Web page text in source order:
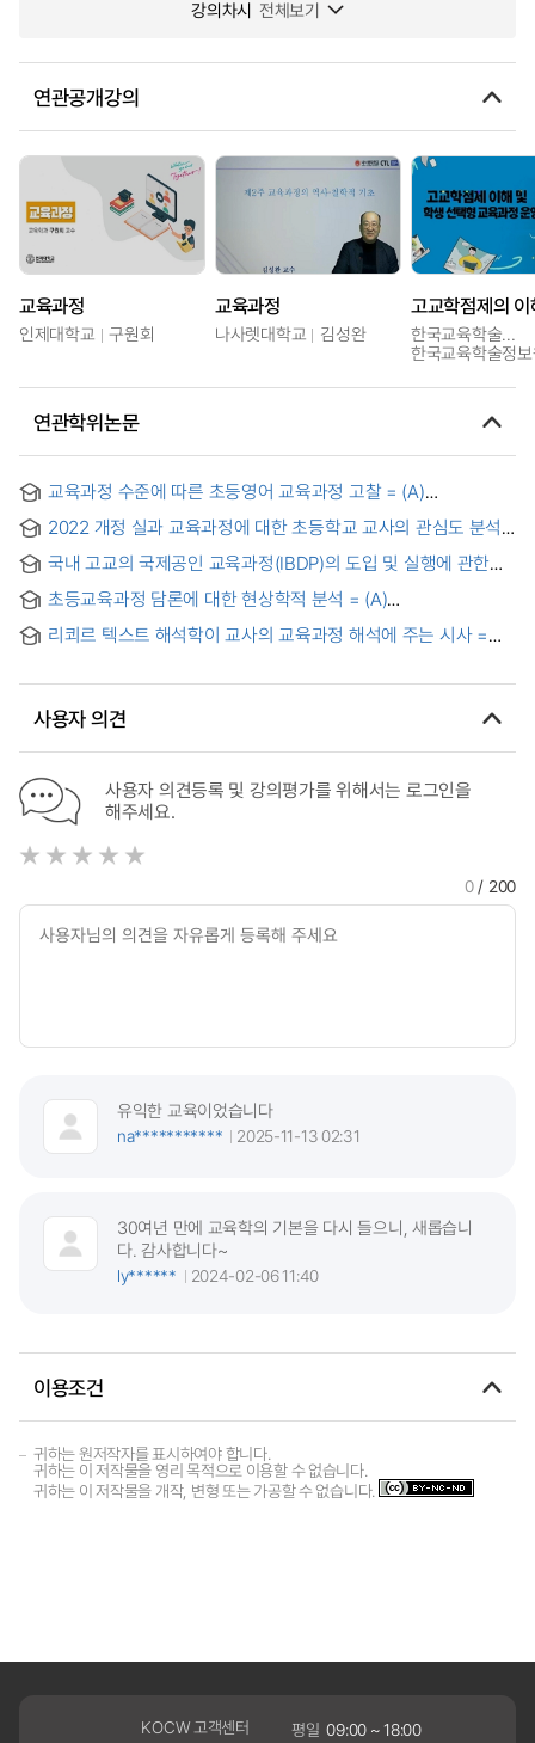
강의차시 전체보기
연관공개강의
교육과정
인제대학교 구원회
교육과정
나사렛대학교 김성완
한국교육학술정보원
한국교육학술정
연관학위논문
교육과정 수준에 따른 초등영어 교육과정 고찰 = (A)
English education in Korea followed by each level of
curriculum
2022 개정 실과 교육과정에 대한 초등학교 교사의 관심도 분석
Concern Regarding the 2022 Revised Practical Arts
Curriculum
국내 고교의 국제공인 교육과정(IBDP)의 도입 및 실행에 관한
초등교육과정 담론에 대한 현상학적 분석 = (A)
elementary school curriculum
리쾨르 텍스트 해석학이 교사의 교육과정 해석에 주는 시사 =
사용자 의견
사용자 의견등록 및 강의평가를 위해서는 로그인을
해주세요.
0/ 200
유익한 교육이었습니다
na***********
2025-11-13 02:31
30여년 만에 교육학의 기본을 다시 들으니, 새롭습니
다. 감사합니다~
ly******
2024-02-06 11:40
이용조건
귀하는 원저작자를 표시하여야 합니다.
귀하는 이 저작물을 영리 목적으로 이용할 수 없습니다.
귀하는 이 저작물을 개작, 변형 또는 가공할 수 없습니다.
KOCW 고객센터 평일 09:00 ~ 18:00